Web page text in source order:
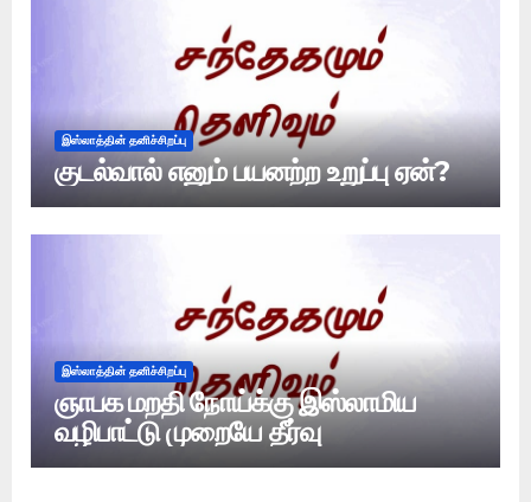
இஸ்லாத்தின் தனிச்சிறப்பு
குடல்வால் எனும் பயனற்ற உறுப்பு ஏன்?
இஸ்லாத்தின் தனிச்சிறப்பு
ஞாபக மறதி நோய்க்கு இஸ்லாமிய
வழிபாட்டு முறையே தீர்வு